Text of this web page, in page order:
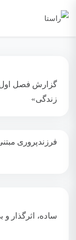
گزارش فصل اول
زندگی»
فرزندپروری
ساده، اثرگذار